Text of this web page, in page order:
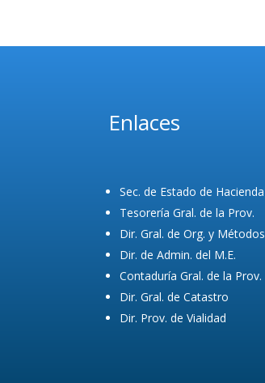
Enlaces
Sec. de Estado de Hacienda
Tesorería Gral. de la Prov.
Dir. Gral. de Org. y Métodos
Dir. de Admin. del M.E.
Contaduría Gral. de la Prov.
Dir. Gral. de Catastro
Dir. Prov. de Vialidad